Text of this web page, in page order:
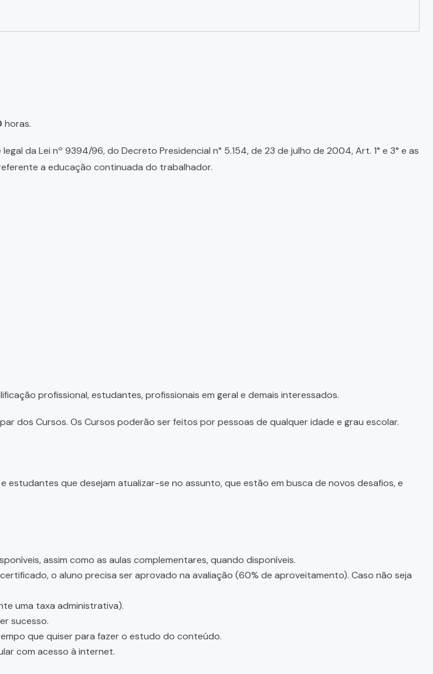
horas.
da Lei nº 9394/96, do Decreto Presidencial n° 5.154, de 23 de julho de 2004, Art. 1° e 3° e as
a educação continuada do trabalhador.
profissional, estudantes, profissionais em geral e demais interessados.
dos Cursos. Os Cursos poderão ser feitos por pessoas de qualquer idade e grau escolar.
que desejam atualizar-se no assunto, que estão em busca de novos desafios, e
assim como as aulas complementares, quando disponíveis.
o aluno precisa ser aprovado na avaliação (60% de aproveitamento). Caso não seja
uma taxa administrativa).
sucesso.
que quiser para fazer o estudo do conteúdo.
com acesso à internet.